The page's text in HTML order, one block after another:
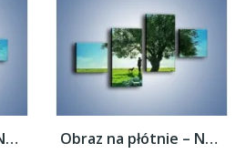
Obraz na płótnie – Na długi spacer z psem... Obraz na płótnie – Na długi spacer z psem...